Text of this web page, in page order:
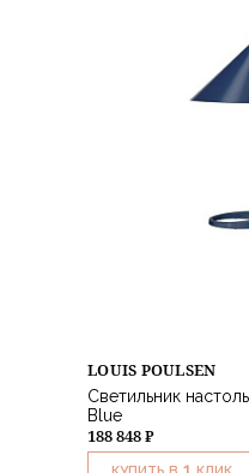
LOUIS POULSEN
Светильник
Blue
188 848 ₽